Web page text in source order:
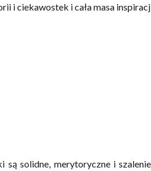
i ciekawostek i cała masa
solidne, merytoryczne i